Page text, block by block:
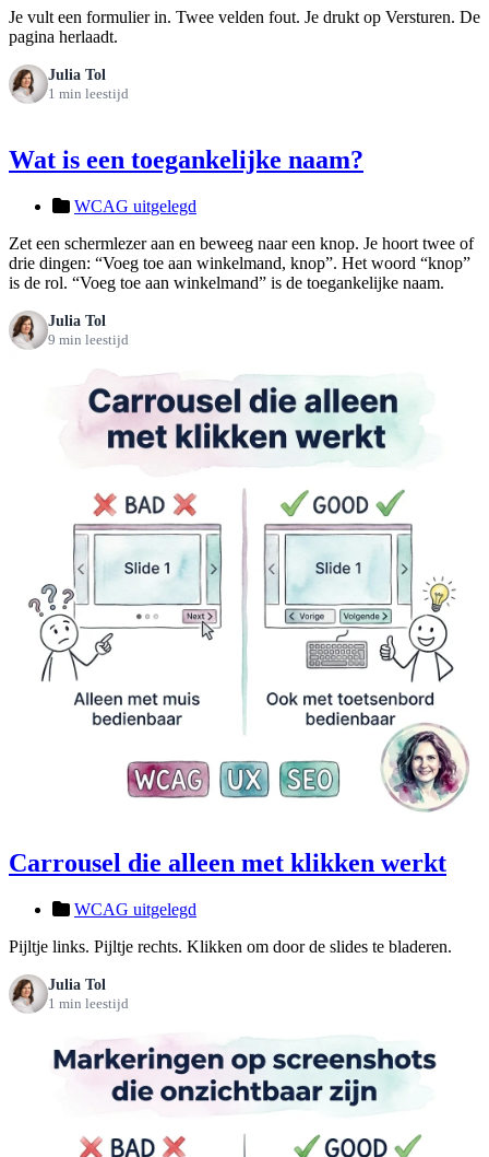
Je vult een formulier in. Twee velden fout. Je drukt op Versturen. De
pagina herlaadt.
Julia Tol
1 min leestijd
Wat is een toegankelijke naam?
WCAG uitgelegd
Zet een schermlezer aan en beweeg naar een knop. Je hoort twee of
drie dingen: “Voeg toe aan winkelmand, knop”. Het woord “knop”
is de rol. “Voeg toe aan winkelmand” is de toegankelijke naam.
Julia Tol
9 min leestijd
Carrousel die alleen met klikken werkt
WCAG uitgelegd
Pijltje links. Pijltje rechts. Klikken om door de slides te bladeren.
Julia Tol
1 min leestijd